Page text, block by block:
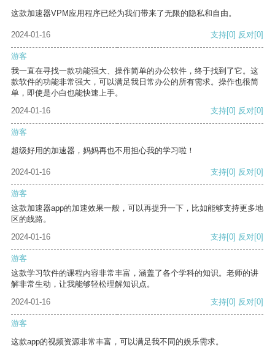
这款加速器VPM应用程序已经为我们带来了无限的隐私和自由。
2024-01-16 支持[0] 反对[0]
游客
我一直在寻找一款功能强大、操作简单的办公软件，终于找到了它。这
款软件的功能非常强大，可以满足我日常办公的所有需求。操作也很简
单，即使是小白也能快速上手。
2024-01-16
支持[0] 反对[0]
游客
超级好用的加速器，妈妈再也不用担心我的学习啦！
2024-01-16 支持[0] 反对[0]
游客
这款加速器app的加速效果一般，可以再提升一下，比如能够支持更多地
区的线路。
2024-01-16
支持[0] 反对[0]
游客
这款学习软件的课程内容非常丰富，涵盖了各个学科的知识。老师的讲
解非常生动，让我能够轻松理解知识点。
2024-01-16
支持[0] 反对[0]
游客
这款app的视频资源非常丰富，可以满足我不同的娱乐需求。